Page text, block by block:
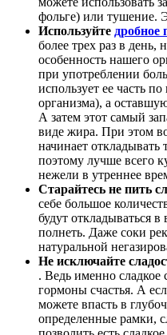
фольге) или тушение.
Используйте дробное
более трех раз в
особенность нашего
при употреблении
использует ее часть
организма), а
А затем этот самый
виде жира. При этом
начинает откладывать
поэтому лучше всего
нежели в утреннее
Старайтесь не пить
себе большое
будут откладываться
полнеть. Даже соки
натуральной
Не исключайте
. Ведь именно сладкое
гормоны счастья. А
можете впасть в
определенные рамки,